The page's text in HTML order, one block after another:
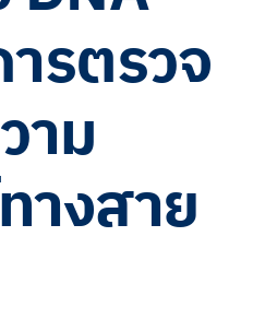
รตรวจ
าม
งสาย